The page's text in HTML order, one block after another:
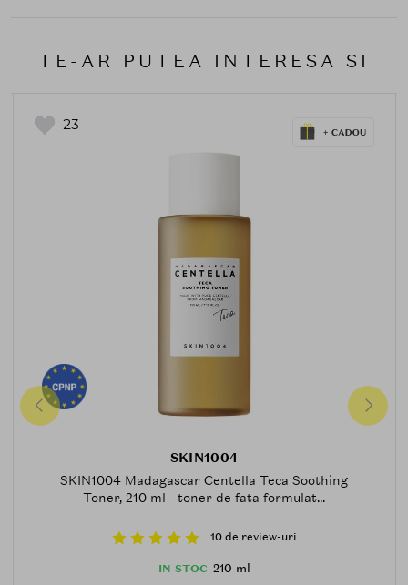
TE-AR PUTEA INTERESA SI
23
SKIN1004
SKIN1004 Madagascar Centella Teca Soothing
Toner, 210 ml - toner de fata formulat...
10 de review-uri
IN STOC 210 ml